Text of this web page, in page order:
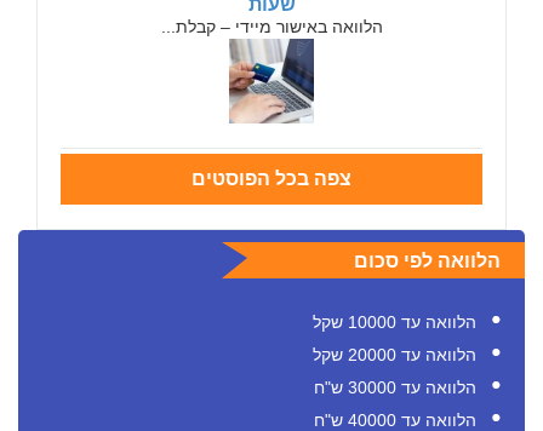
שעות
הלוואה באישור מיידי – קבלת...
צפה בכל הפוסטים
הלוואה לפי סכום
הלוואה עד 10000 שקל
הלוואה עד 20000 שקל
הלוואה עד 30000 ש"ח
הלוואה עד 40000 ש"ח